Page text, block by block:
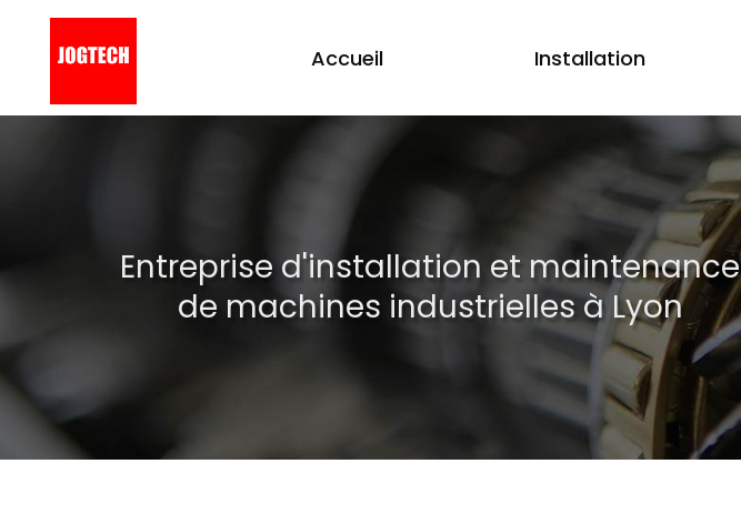
Accueil Installation
Entreprise d'installation et maintenance
de machines industrielles à Lyon